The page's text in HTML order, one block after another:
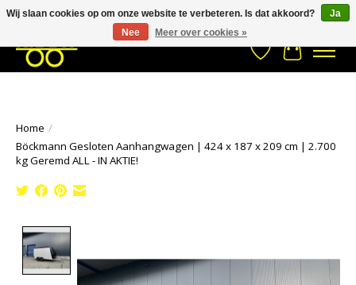
033- 2470 538 info@kraaybv.com Stuur een Whatsapp bericht
Verlanglijst
Home /
Böckmann Gesloten Aanhangwagen | 424 x 187 x 209 cm | 2.700
kg Geremd ALL - IN AKTIE!
Wij slaan cookies op om onze website te verbeteren. Is dat akkoord?
Ja
Nee
Meer over cookies »